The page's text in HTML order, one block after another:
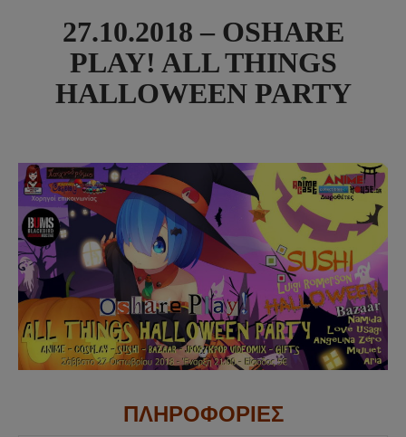
27.10.2018 – OSHARE
PLAY! ALL THINGS
HALLOWEEN PARTY
ΠΛΗΡΟΦΟΡΙΕΣ